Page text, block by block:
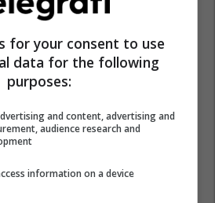
for your consent to use
data for the following
purposes:
and content, advertising and
audience research and
information on a device